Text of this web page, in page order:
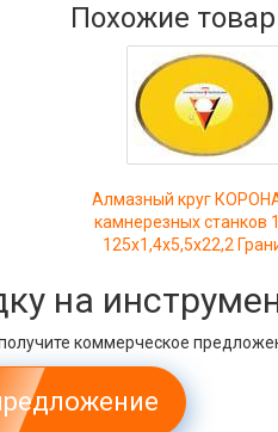
Похожие
Алмазный круг
камнерезных станков
125x1,4x5,5x22,2
на
коммерческое